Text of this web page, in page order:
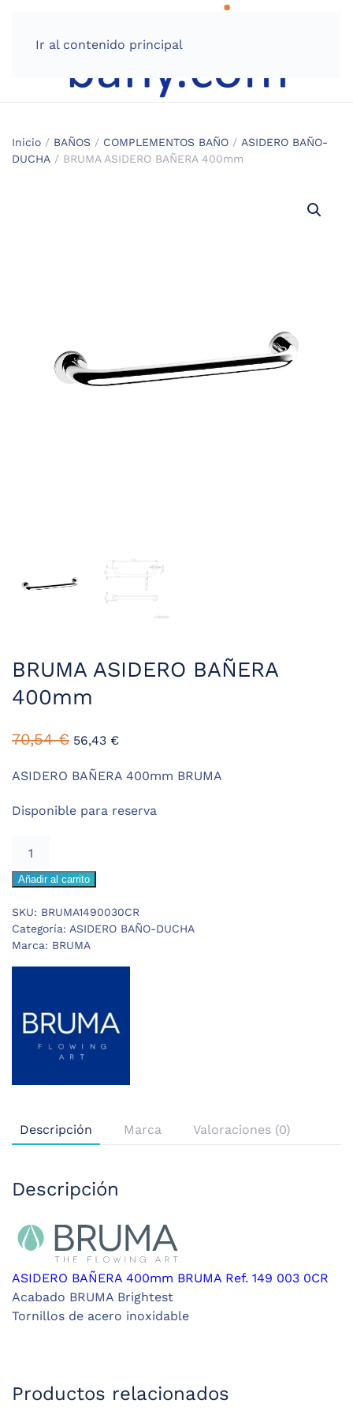
Ir al contenido principal
Inicio / BAÑOS / COMPLEMENTOS BAÑO / ASIDERO BAÑO-
DUCHA / BRUMA ASIDERO BAÑERA 400mm
BRUMA ASIDERO BAÑERA
400mm
70,54€ El
original
70,54 €.
56,43 €El
actual
56,43 €.
ASIDERO BAÑERA 400mm BRUMA
Disponible para reserva
BAÑERA
cantidad
Añadir al carrito
SKU: BRUMA1490030CR
Categoría: ASIDERO BAÑO-DUCHA
Marca: BRUMA
Descripción Marca Valoraciones (0)
Descripción
ASIDERO BAÑERA 400mm BRUMA Ref. 149 003 0CR
Acabado BRUMA Brightest
Tornillos de acero inoxidable
Productos relacionados